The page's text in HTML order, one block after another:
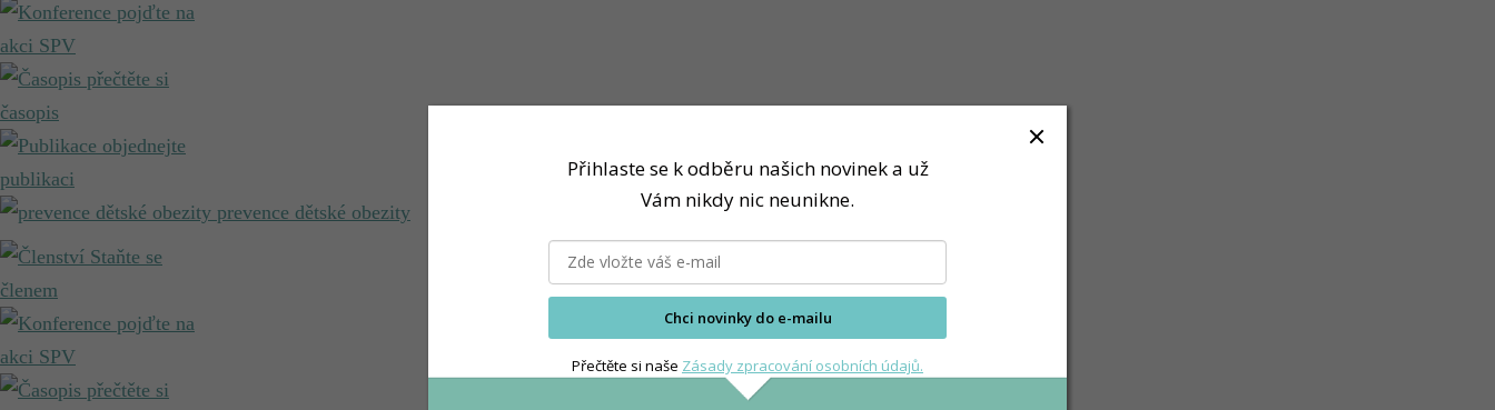
pojďte na
akci SPV
přečtěte si
časopis
objednejte
publikaci
prevence dětské obezity
Staňte se
členem
pojďte na
akci SPV
přečtěte si
Přihlaste se k odběru našich novinek a už
Vám nikdy nic neunikne.
Chci novinky do e-mailu
Přečtěte si naše Zásady zpracování osobních údajů.